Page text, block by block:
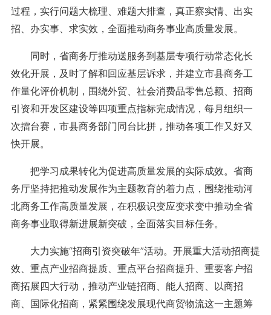
过程，实行问题大梳理、难题大排查，真正察实情、出实
招、办实事、求实效，全面推动商务事业高质量发展。
同时，省商务厅推动送服务到基层专项行动常态化长
效化开展，及时了解和回应基层诉求，并建立市县商务工
作量化评价机制，围绕外贸、社会消费品零售总额、招商
引资和开发区建设等四项重点指标完成情况，每月组织一
次擂台赛，市县商务部门同台比拼，推动各项工作又好又
快开展。
把学习成果转化为促进高质量发展的实际成效。省商
务厅坚持把推动发展作为主题教育的着力点，围绕推动河
北商务工作高质量发展，在积极识变应变求变中推动全省
商务事业取得新进展新突破，全面落实目标任务。
大力实施“招商引资突破年”活动。开展重大活动招商提
效、重点产业招商提质、重点平台招商提升、重要客户招
商拓展四大行动，推动产业链招商、能人招商、以商招
商、国际化招商，紧紧围绕发展现代商贸物流这一主题筹